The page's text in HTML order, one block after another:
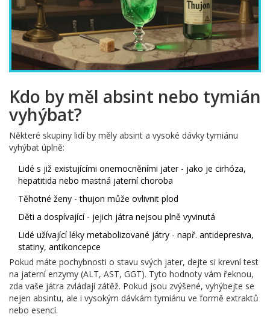
Kdo by měl absint nebo tymián
vyhýbat?
Některé skupiny lidí by měly absint a vysoké dávky tymiánu
vyhýbat úplně:
Lidé s již existujícími onemocněními jater - jako je cirhóza,
hepatitida nebo mastná jaterní choroba
Těhotné ženy - thujon může ovlivnit plod
Děti a dospívající - jejich játra nejsou plně vyvinutá
Lidé užívající léky metabolizované játry - např. antidepresiva,
statiny, antikoncepce
Pokud máte pochybnosti o stavu svých jater, dejte si krevní test
na jaterní enzymy (ALT, AST, GGT). Tyto hodnoty vám řeknou,
zda vaše játra zvládají zátěž. Pokud jsou zvýšené, vyhýbejte se
nejen absintu, ale i vysokým dávkám tymiánu ve formě extraktů
nebo esencí.